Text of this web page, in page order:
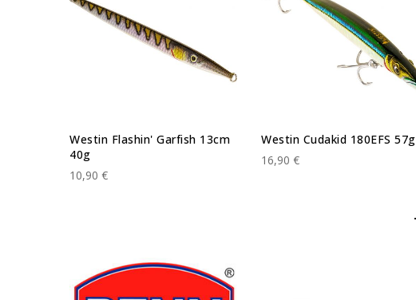
Westin Flashin' Garfish 13cm
40g
10,90 €
Westin Cudakid 180EFS 57g
16,90 €